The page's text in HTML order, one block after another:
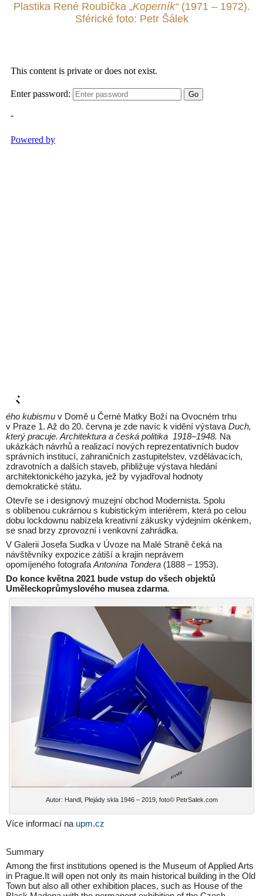
Plastika René Roubíčka „Koperník“(1971 – 1972).
Sférické foto: Petr Šálek
ého kubismu v Domě u Černé Matky Boží na Ovocném trhu
v Praze 1. Až do 20. června je zde navíc k vidění výstava Duch,
který pracuje. Architektura a česká politika 1918­–1948. Na
ukázkách návrhů a realizací nových reprezentativních budov
správních institucí, zahraničních zastupitelstev, vzdělávacích,
zdravotních a dalších staveb, přibližuje výstava hledání
architektonického jazyka, jež by vyjadřoval hodnoty
demokratické státu.
Otevře se i designový muzejní obchod Modernista. Spolu
s oblíbenou cukrárnou s kubistickým interiérem, která po celou
dobu lockdownu nabízela kreativní zákusky výdejním okénkem,
se snad brzy zprovozní i venkovní zahrádka.
V Galerii Josefa Sudka v Úvoze na Malé Straně čeká na
návštěvníky expozice zátiší a krajin neprávem
opomíjeného fotografa Antonína Tondera (1888 – 1953).
Do konce května 2021 bude vstup do všech objektů
Uměleckoprůmyslového musea zdarma.
Autor: Handl, Plejády skla 1946 – 2019, foto© PetrSalek.com
Více informací na upm.cz
Summary
Among the first institutions opened is the Museum of Applied Arts
in Prague.It will open not only its main historical building in the Old
Town but also all other exhibition places, such as House of the